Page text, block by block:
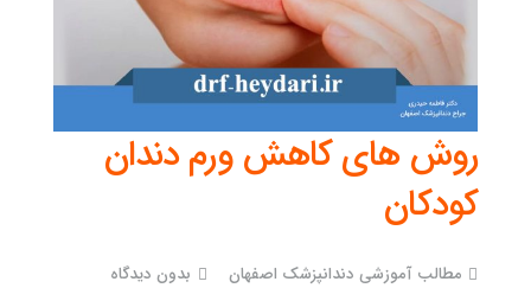
روش های کاهش ورم دندان
کودکان
مطالب آموزشی دندانپزشک اصفهان بدون دیدگاه